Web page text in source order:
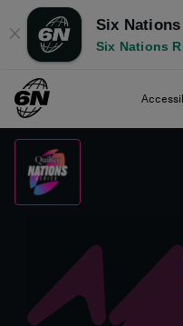
✕
Six Nations
Six Nations